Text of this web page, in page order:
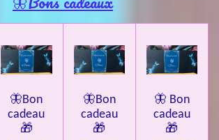
🦋Bon
cadeau
🎁
🦋Bon
cadeau
🎁
🦋 Bon
cadeau
🎁